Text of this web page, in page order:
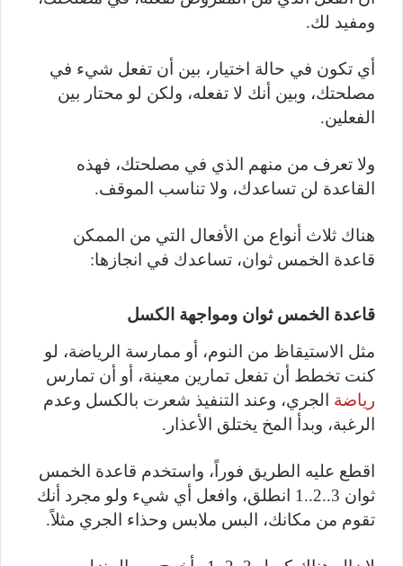
ومفيد لك.
أي تكون في حالة اختيار، بين أن تفعل شيء في
مصلحتك، وبين أنك لا تفعله، ولكن لو محتار بين
الفعلين.
ولا تعرف من منهم الذي في مصلحتك، فهذه
القاعدة لن تساعدك، ولا تناسب الموقف.
هناك ثلاث أنواع من الأفعال التي من الممكن
قاعدة الخمس ثوان، تساعدك في انجازها:
قاعدة الخمس ثوان ومواجهة الكسل
مثل الاستيقاظ من النوم، أو ممارسة الرياضة، لو
كنت تخطط أن تفعل تمارين معينة، أو أن تمارس
رياضة الجري، وعند التنفيذ شعرت بالكسل وعدم
الرغبة، وبدأ المخ يختلق الأعذار.
اقطع عليه الطريق فوراً، واستخدم قاعدة الخمس
ثوان 3..2..1 انطلق، وافعل أي شيء ولو مجرد أنك
تقوم من مكانك، البس ملابس وحذاء الجري مثلاً.